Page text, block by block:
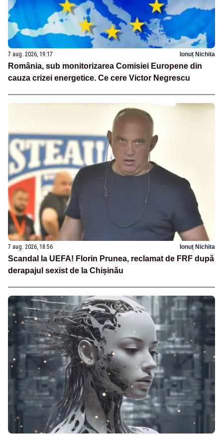
7 aug. 2026, 19:17 Ionuț Nichita
România, sub monitorizarea Comisiei Europene din
cauza crizei energetice. Ce cere Victor Negrescu
7 aug. 2026, 18:56 Ionuț Nichita
Scandal la UEFA! Florin Prunea, reclamat de FRF după
derapajul sexist de la Chișinău